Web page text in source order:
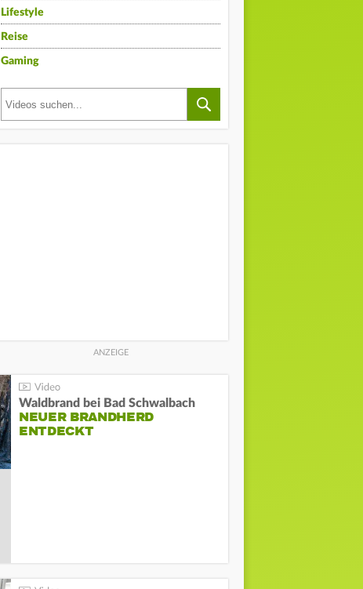
Lifestyle
Reise
Gaming
Waldbrand bei Bad Schwalbach
NEUER BRANDHERD
ENTDECKT